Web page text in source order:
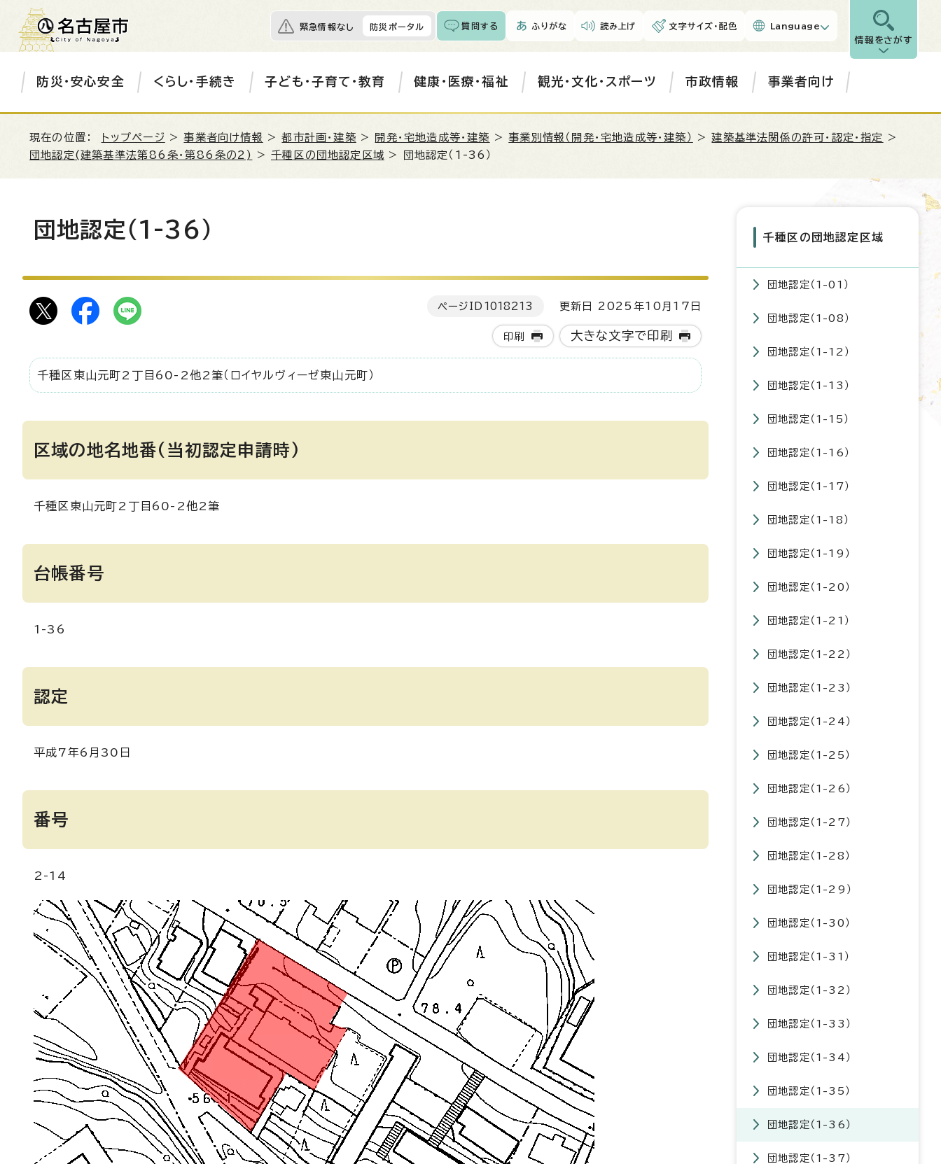
緊急情報なし 防災ポータル 質問する ふりがな 読み上げ 文字サイズ・配色 Language
情報をさがす
防災・安心安全 くらし・手続き 子ども・子育て・教育 健康・医療・福祉 観光・文化・スポーツ 市政情報 事業者向け
現在の位置： トップページ >事業者向け情報 >都市計画・建築 > 開発・宅地造成等・建築 >事業別情報（開発・宅地造成等・建築） >建築基準法関係の許可・認定・指定
>
団地認定(建築基準法第86条・第86条の2)
>千種区の団地認定区域 > 団地認定（1-36）
団地認定（1-36）
ページID 1018213 更新日 2025年10月17日
印刷 大きな文字で印刷
千種区東山元町2丁目60-2他2筆（ロイヤルヴィーゼ東山元町）
区域の地名地番(当初認定申請時)
千種区東山元町2丁目60-2他2筆
台帳番号
1-36
認定
平成7年6月30日
番号
2-14
千種区の団地認定区域
団地認定（1-01）
団地認定（1-08）
団地認定（1-12）
団地認定（1-13）
団地認定（1-15）
団地認定（1-16）
団地認定（1-17）
団地認定（1-18）
団地認定（1-19）
団地認定（1-20）
団地認定（1-21）
団地認定（1-22）
団地認定（1-23）
団地認定（1-24）
団地認定（1-25）
団地認定（1-26）
団地認定（1-27）
団地認定（1-28）
団地認定（1-29）
団地認定（1-30）
団地認定（1-31）
団地認定（1-32）
団地認定（1-33）
団地認定（1-34）
団地認定（1-35）
団地認定（1-36）
団地認定（1-37）